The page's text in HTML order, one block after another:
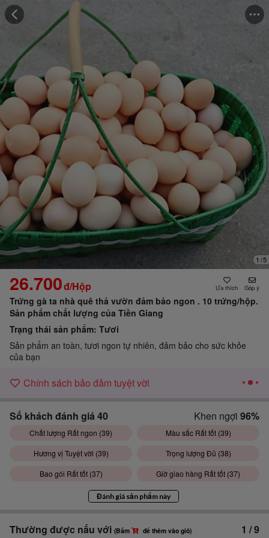
1 /5
Những người đã mua cảm thấy"Hương vị tuyệt vời"
Những người đã mua đánh giá"Trọng lượng đủ"
26.700đ/Hộp Góp ý
Trứng gà ta nhà quê thả vườn đảm bảo ngon . 10 trứng/hộp.
Sản phẩm chất lượng của Tiền Giang
Trạng thái sản phẩm: Tươi
Sản phẩm an toàn, tươi ngon tự nhiên, đảm bảo cho sức khỏe
của bạn
Chính sách bảo đảm tuyệt vời
Số khách đánh giá 40 Khen ngợi 96%
Chất lượng Rất ngon (39) Màu sắc Rất tốt (39)
Hương vị Tuyệt vời (39) Trọng lượng Đủ (38)
Bao gói Rất tốt (37) Giờ giao hàng Rất tốt (37)
Đánh giá sản phẩm này
Thường được nấu với (Bấm để thêm vào giỏ) 1 /9